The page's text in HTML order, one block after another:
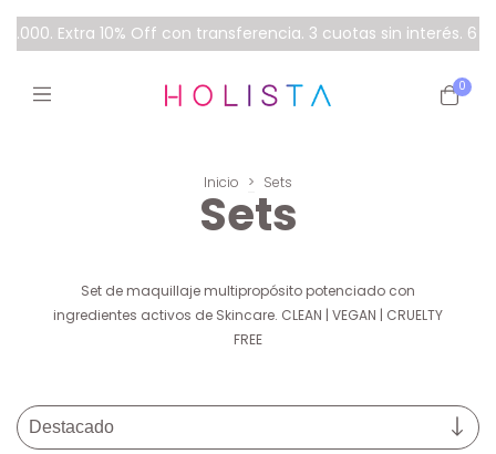
Extra 10% Off con transferencia. 3 cuotas sin interés. 6
0
Inicio > Sets
Sets
Set de maquillaje multipropósito potenciado con
ingredientes activos de Skincare. CLEAN | VEGAN | CRUELTY
FREE